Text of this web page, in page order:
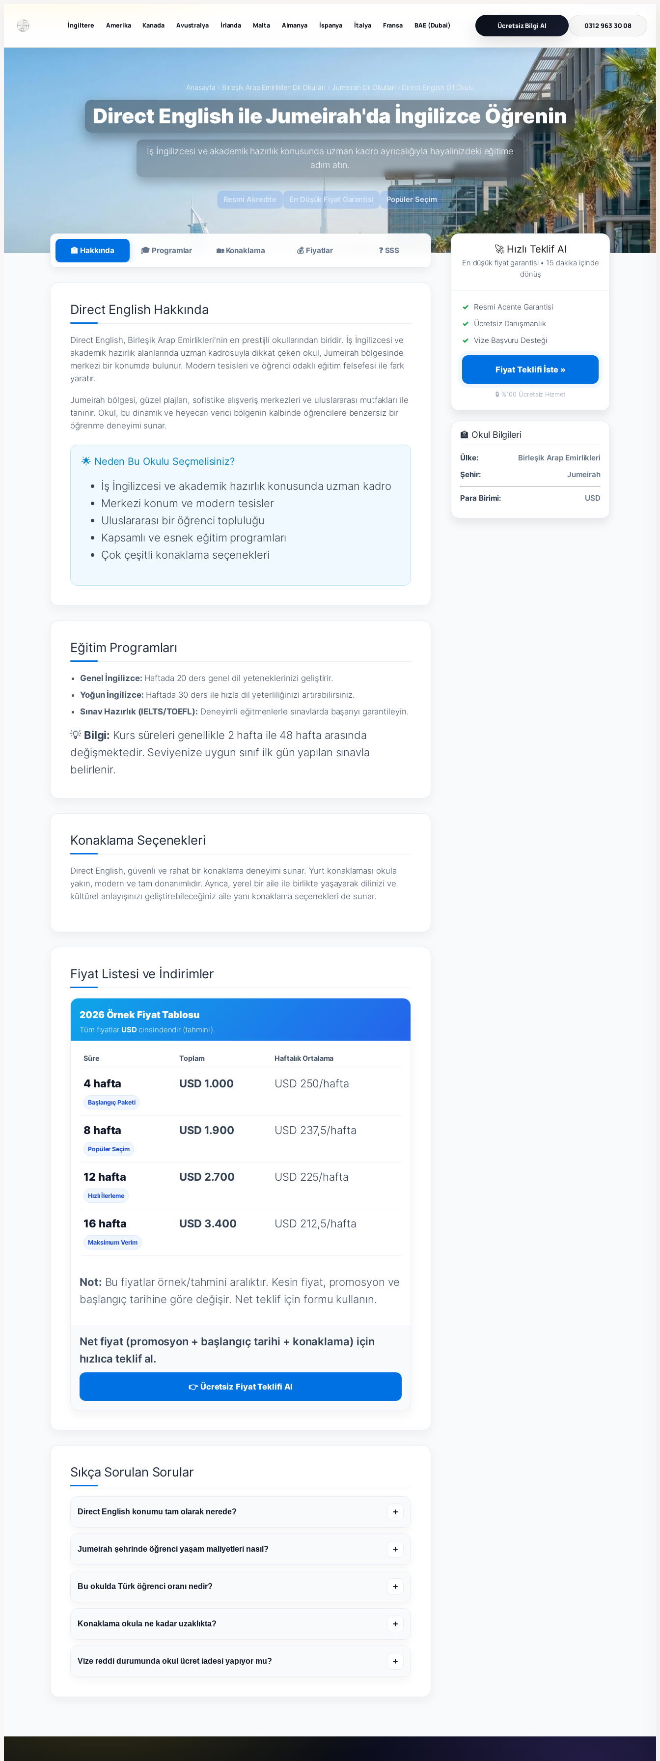
İngiltere Amerika Kanada Avustralya İrlanda Malta Almanya İspanya İtalya Fransa BAE (Dubai) Ücretsiz Bilgi Al 0312 963 30 08
Anasayfa › Birleşik Arap Emirlikleri Dil Okulları › Jumeirah Dil Okulları › Direct English Dil Okulu
Direct English ile Jumeirah'da İngilizce Öğrenin
İş İngilizcesi ve akademik hazırlık konusunda uzman kadro ayrıcalığıyla hayalinizdeki eğitime
adım atın.
Resmi Akredite En Düşük Fiyat Garantisi Popüler Seçim
🏫 Hakkında 🎓 Programlar 🏡 Konaklama 💰 Fiyatlar ❓ SSS
Direct English Hakkında
Direct English, Birleşik Arap Emirlikleri'nin en prestijli okullarından biridir. İş İngilizcesi ve
akademik hazırlık alanlarında uzman kadrosuyla dikkat çeken okul, Jumeirah bölgesinde
merkezi bir konumda bulunur. Modern tesisleri ve öğrenci odaklı eğitim felsefesi ile fark
yaratır.
Jumeirah bölgesi, güzel plajları, sofistike alışveriş merkezleri ve uluslararası mutfakları ile
tanınır. Okul, bu dinamik ve heyecan verici bölgenin kalbinde öğrencilere benzersiz bir
öğrenme deneyimi sunar.
🌟 Neden Bu Okulu Seçmelisiniz?
İş İngilizcesi ve akademik hazırlık konusunda uzman kadro
Merkezi konum ve modern tesisler
Uluslararası bir öğrenci topluluğu
Kapsamlı ve esnek eğitim programları
Çok çeşitli konaklama seçenekleri
Eğitim Programları
Genel İngilizce: Haftada 20 ders genel dil yeteneklerinizi geliştirir.
Yoğun İngilizce: Haftada 30 ders ile hızla dil yeterliliğinizi artırabilirsiniz.
Sınav Hazırlık (IELTS/TOEFL): Deneyimli eğitmenlerle sınavlarda başarıyı garantileyin.
💡 Bilgi: Kurs süreleri genellikle 2 hafta ile 48 hafta arasında
değişmektedir. Seviyenize uygun sınıf ilk gün yapılan sınavla
belirlenir.
Konaklama Seçenekleri
Direct English, güvenli ve rahat bir konaklama deneyimi sunar. Yurt konaklaması okula
yakın, modern ve tam donanımlıdır. Ayrıca, yerel bir aile ile birlikte yaşayarak dilinizi ve
kültürel anlayışınızı geliştirebileceğiniz aile yanı konaklama seçenekleri de sunar.
Fiyat Listesi ve İndirimler
2026 Örnek Fiyat Tablosu
Tüm fiyatlar USDcinsindendir (tahmini).
Süre Toplam Haftalık Ortalama
4 hafta
Başlangıç Paketi
USD 1.000 USD 250/hafta
8 hafta
Popüler Seçim
USD 1.900 USD 237,5/hafta
12 hafta
Hızlı İlerleme
USD 2.700 USD 225/hafta
16 hafta
Maksimum Verim
USD 3.400 USD 212,5/hafta
Not: Bu fiyatlar örnek/tahmini aralıktır. Kesin fiyat, promosyon ve
başlangıç tarihine göre değişir. Net teklif için formu kullanın.
Net fiyat (promosyon + başlangıç tarihi + konaklama) için
hızlıca teklif al.
👉 Ücretsiz Fiyat Teklifi Al
Sıkça Sorulan Sorular
Direct English konumu tam olarak nerede? +
Jumeirah şehrinde öğrenci yaşam maliyetleri nasıl? +
Bu okulda Türk öğrenci oranı nedir? +
Konaklama okula ne kadar uzaklıkta? +
Vize reddi durumunda okul ücret iadesi yapıyor mu? +
🚀 Hızlı Teklif Al
En düşük fiyat garantisi • 15 dakika içinde
dönüş
Resmi Acente Garantisi
Ücretsiz Danışmanlık
Vize Başvuru Desteği
Fiyat Teklifi İste »
🔒 %100 Ücretsiz Hizmet
🏫 Okul Bilgileri
Ülke:
Birleşik Arap Emirlikleri
Şehir:
Jumeirah
Para Birimi: USD